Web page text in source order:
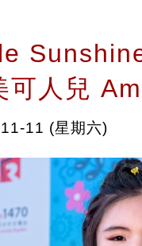
可人兒
11 (星期六)